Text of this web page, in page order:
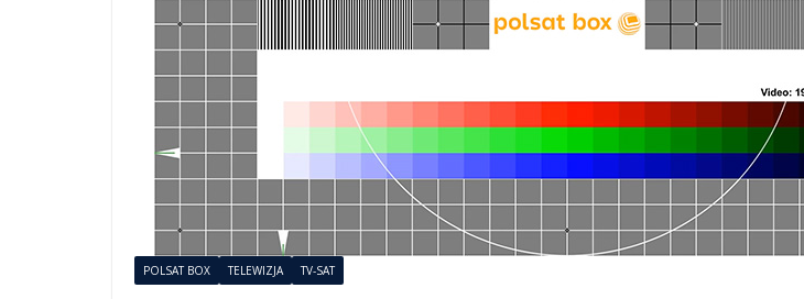
POLSAT BOX TELEWIZJA TV-SAT